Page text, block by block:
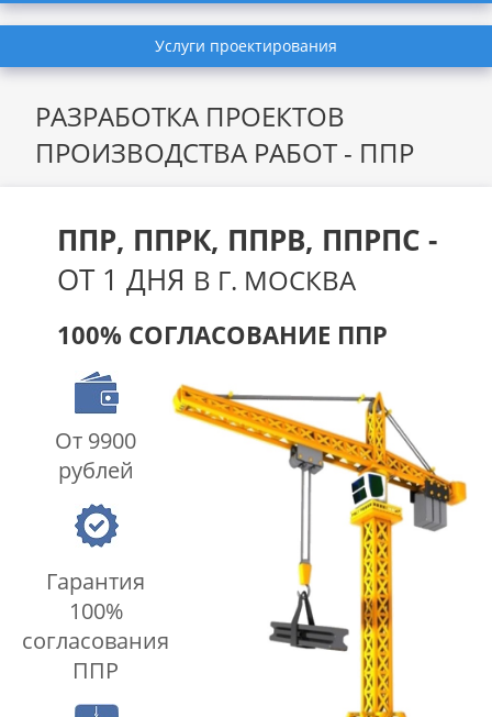
Услуги проектирования
РАЗРАБОТКА ПРОЕКТОВ
ПРОИЗВОДСТВА РАБОТ - ППР
ППР, ППРК, ППРВ, ППРПС -
ОТ 1 ДНЯ В Г. МОСКВА
100% СОГЛАСОВАНИЕ ППР
От 9900
рублей
Гарантия
100%
согласования
ППР